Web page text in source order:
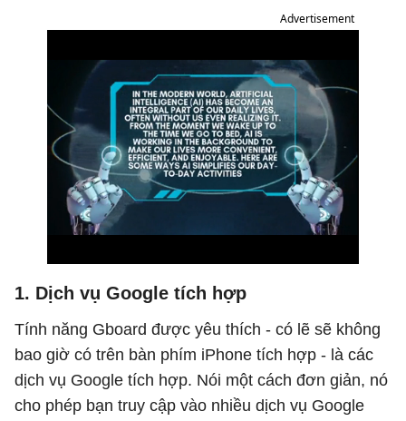
Advertisement
1. Dịch vụ Google tích hợp
Tính năng Gboard được yêu thích - có lẽ sẽ không
bao giờ có trên bàn phím iPhone tích hợp - là các
dịch vụ Google tích hợp. Nói một cách đơn giản, nó
cho phép bạn truy cập vào nhiều dịch vụ Google